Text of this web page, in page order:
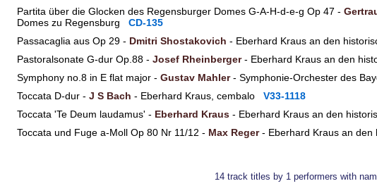
Partita über die Glocken des Regensburger Domes G-A-H-d-e-g Op 47 -
Domes zu Regensburg CD-135
Passacaglia aus Op 29 - Dmitri Shostakovich - Eberhard Kraus an den
Pastoralsonate G-dur Op.88 - Josef Rheinberger- Eberhard Kraus an den
Symphony no.8 in E flat major - Gustav Mahler- Symphonie-Orchester des
Toccata D-dur - J S Bach - Eberhard Kraus, cembalo V33-1118
Toccata 'Te Deum laudamus' - Eberhard Kraus - Eberhard Kraus an den
Toccata und Fuge a-Moll Op 80 Nr 11/12 - Max Reger- Eberhard Kraus an den
14 track titles by 1 performers with